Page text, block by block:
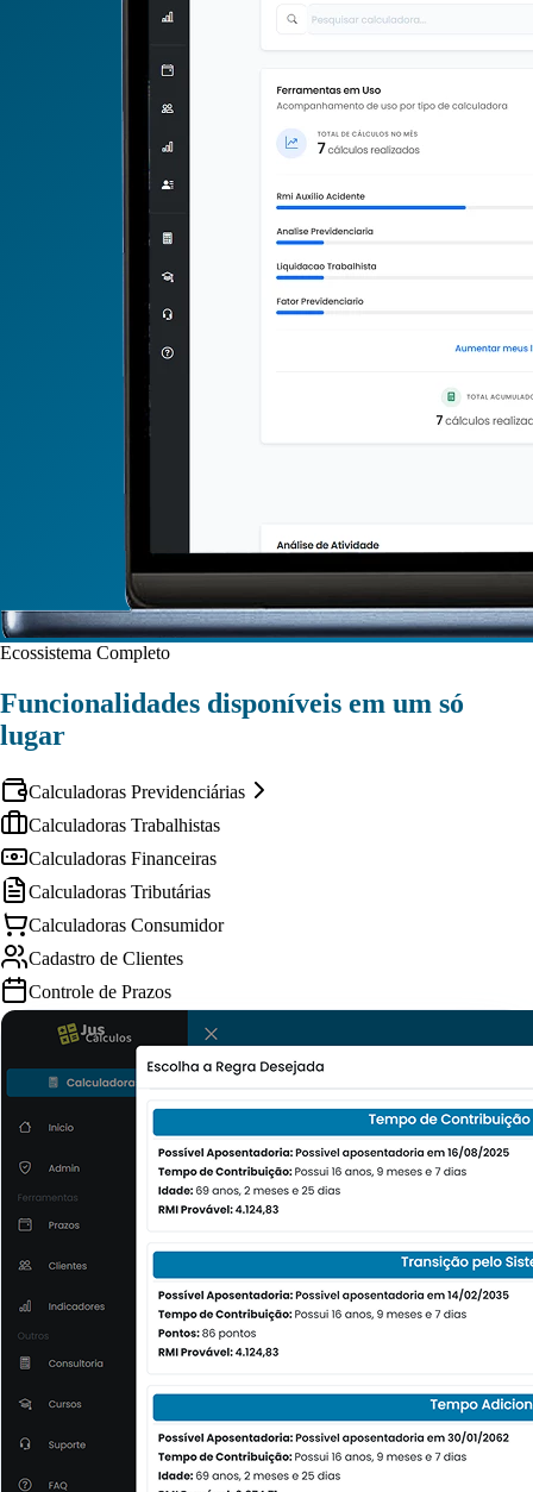
Ecossistema Completo
Funcionalidades disponíveis em um só
lugar
Calculadoras Previdenciárias
Calculadoras Trabalhistas
Calculadoras Financeiras
Calculadoras Tributárias
Calculadoras Consumidor
Cadastro de Clientes
Controle de Prazos